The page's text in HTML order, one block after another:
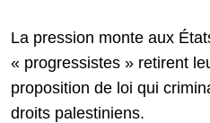
La pression monte aux
« progressistes » retirent
proposition de loi qui
droits palestiniens.